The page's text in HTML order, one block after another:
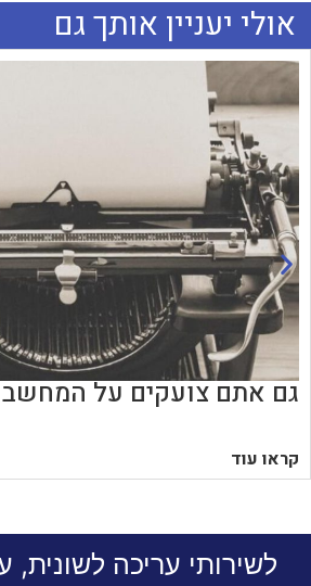
אולי יעניין אותך גם
גם אתם צועקים על
קראו עוד
לשירותי עריכה לשונית,